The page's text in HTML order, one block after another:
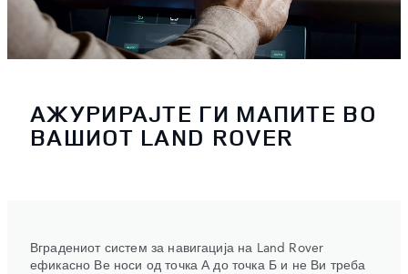
АЖУРИРАЈТЕ ГИ МАПИТЕ ВО
ВАШИОТ LAND ROVER
Вградениот систем за навигација на Land Rover
ефикасно Ве носи од точка А до точка Б и не Ви треба